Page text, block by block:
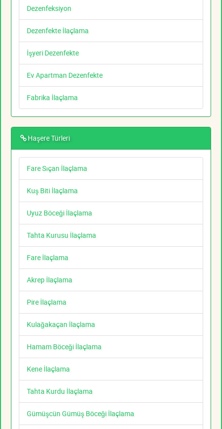
Dezenfeksiyon
Dezenfekte İlaçlama
İşyeri Dezenfekte
Ev Apartman Dezenfekte
Fabrika İlaçlama
Haşere Türleri
Fare Sıçan İlaçlama
Kuş Biti İlaçlama
Uyuz Böceği İlaçlama
Tahta Kurusu İlaçlama
Fare İlaçlama
Akrep İlaçlama
Pire İlaçlama
Kulağakaçan İlaçlama
Hamam Böceği İlaçlama
Kene İlaçlama
Tahta Kurdu İlaçlama
Gümüşcün Gümüş Böceği İlaçlama